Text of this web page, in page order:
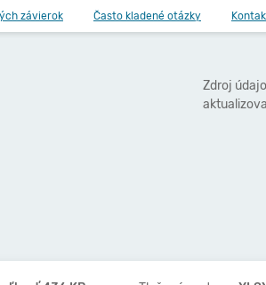
závierok Často kladené otázky
Zdroj